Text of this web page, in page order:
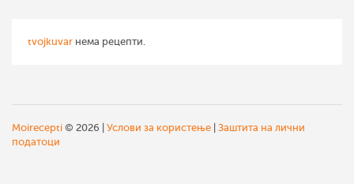
tvojkuvar нема рецепти.
Moirecepti © 2026 | Услови за користење Заштита на лични
податоци